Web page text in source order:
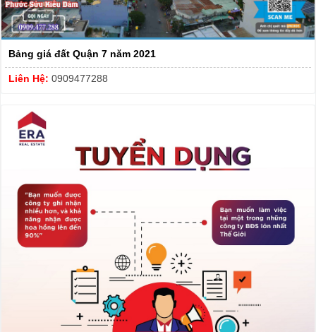
Bảng giá đất Quận 7 năm 2021
Liên Hệ: 0909477288